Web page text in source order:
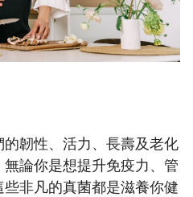
韌性、活力、長壽及老化
論你是想提升免疫力、管
非凡的真菌都是滋養你健